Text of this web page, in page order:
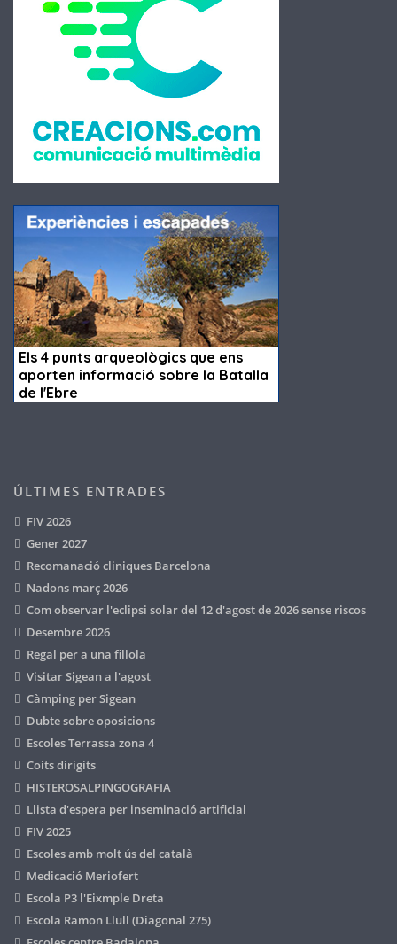
ÚLTIMES ENTRADES
FIV 2026
Gener 2027
Recomanació cliniques Barcelona
Nadons març 2026
Com observar l'eclipsi solar del 12 d'agost de 2026 sense riscos
Desembre 2026
Regal per a una fillola
Visitar Sigean a l'agost
Càmping per Sigean
Dubte sobre oposicions
Escoles Terrassa zona 4
Coits dirigits
HISTEROSALPINGOGRAFIA
Llista d'espera per inseminació artificial
FIV 2025
Escoles amb molt ús del català
Medicació Meriofert
Escola P3 l'Eixmple Dreta
Escola Ramon Llull (Diagonal 275)